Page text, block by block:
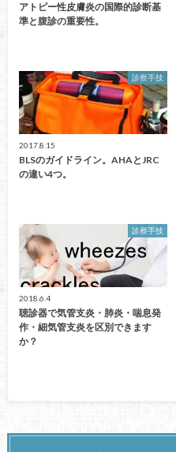
アトピー性皮膚炎の国際的診断基
準と腹診の重要性。
診察手技
2017.8.15
BLSのガイドライン。AHAとJRC
の違い4つ。
診察手技
2018.6.4
聴診器で気管支炎・肺炎・喘息発
作・細気管支炎を区別できます
か？